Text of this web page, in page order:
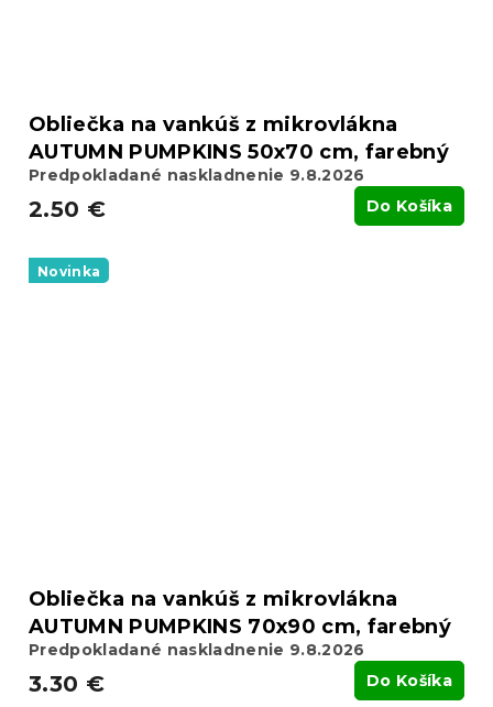
Obliečka na vankúš z mikrovlákna
AUTUMN PUMPKINS 50x70 cm, farebný
Predpokladané naskladnenie 9.8.2026
2.50 € Do Košíka
Novinka
Obliečka na vankúš z mikrovlákna
AUTUMN PUMPKINS 70x90 cm, farebný
Predpokladané naskladnenie 9.8.2026
3.30 € Do Košíka